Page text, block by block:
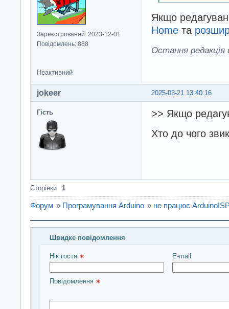
Зареєстрований: 2023-12-01
Повідомлень: 888
Якщо
Home та
Остання редакція
Неактивний
2025-03-21 13:40:16
jokeer
Гість
>> Якщо
Хто до чого
Сторінки 1
Форум » Програмування Arduino » не працює
Швидке повідомлення
Введіть повідомлення і натисніть Надіслати
Нік гостя E-mail
Повідомлення